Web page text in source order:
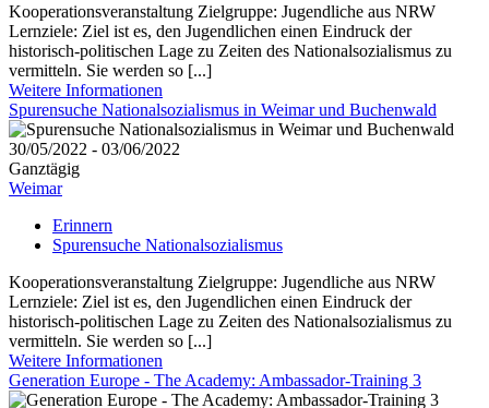
Kooperationsveranstaltung Zielgruppe: Jugendliche aus NRW
Lernziele: Ziel ist es, den Jugendlichen einen Eindruck der
historisch-politischen Lage zu Zeiten des Nationalsozialismus zu
vermitteln. Sie werden so [...]
Weitere Informationen
Spurensuche Nationalsozialismus in Weimar und Buchenwald
30/05/2022 - 03/06/2022
Ganztägig
Weimar
Erinnern
Spurensuche Nationalsozialismus
Kooperationsveranstaltung Zielgruppe: Jugendliche aus NRW
Lernziele: Ziel ist es, den Jugendlichen einen Eindruck der
historisch-politischen Lage zu Zeiten des Nationalsozialismus zu
vermitteln. Sie werden so [...]
Weitere Informationen
Generation Europe - The Academy: Ambassador-Training 3